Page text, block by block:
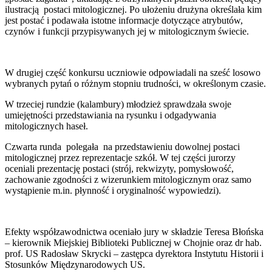
ilustracją postaci mitologicznej. Po ułożeniu drużyna określała kim
jest postać i podawała istotne informacje dotyczące atrybutów,
czynów i funkcji przypisywanych jej w mitologicznym świecie.
W drugiej część konkursu uczniowie odpowiadali na sześć losowo
wybranych pytań o różnym stopniu trudności, w określonym czasie.
W trzeciej rundzie (kalambury) młodzież sprawdzała swoje
umiejętności przedstawiania na rysunku i odgadywania
mitologicznych haseł.
Czwarta runda polegała na przedstawieniu dowolnej postaci
mitologicznej przez reprezentacje szkół. W tej części jurorzy
oceniali prezentację postaci (strój, rekwizyty, pomysłowość,
zachowanie zgodności z wizerunkiem mitologicznym oraz samo
wystąpienie m.in. płynność i oryginalność wypowiedzi).
Efekty współzawodnictwa oceniało jury w składzie Teresa Błońska
– kierownik Miejskiej Biblioteki Publicznej w Chojnie oraz dr hab.
prof. US Radosław Skrycki – zastępca dyrektora Instytutu Historii i
Stosunków Międzynarodowych US.